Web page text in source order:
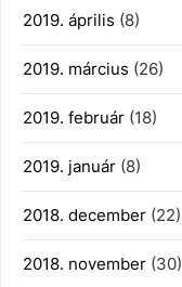
2019. április (8)
2019. március (26)
2019. február (18)
2019. január (8)
2018. december (22)
2018. november (30)